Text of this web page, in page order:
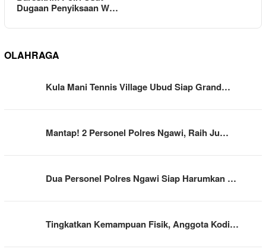
Dugaan Penyiksaan W…
OLAHRAGA
Kula Mani Tennis Village Ubud Siap Grand…
Mantap! 2 Personel Polres Ngawi, Raih Ju…
Dua Personel Polres Ngawi Siap Harumkan …
Tingkatkan Kemampuan Fisik, Anggota Kodi…